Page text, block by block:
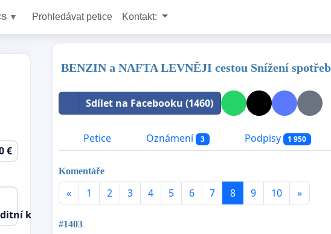
▼ Prohledávat petice Kontakt:
BENZIN a NAFTA LEVNĚJI cestou Snížení
Sdílet na Facebooku (1460)
Petice Oznámení 3 Podpisy 1 950
Komentáře
« 1 2 3 4 5 6 7 8 9 10 »
#1403
€
karta